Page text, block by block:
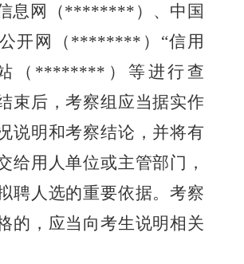
息网（******** ）、中国
开网（ ******** ） “信用
（ ******** ）等进行查
束后，考察组应当据实作
说明和考察结论，并将有
给用人单位或主管部门，
聘人选的重要依据。考察
的，应当向考生说明相关